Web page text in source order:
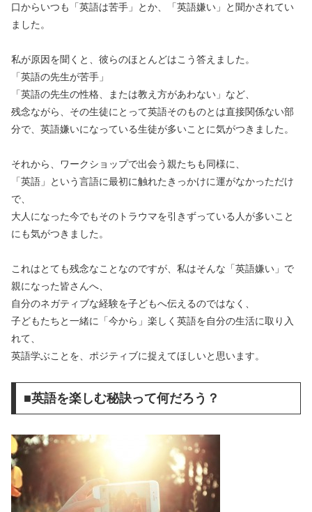
口からいつも「英語は苦手」とか、「英語嫌い」と聞かされてい
ました。
私が原因を聞くと、彼らのほとんどはこう答えました。
「英語の先生が苦手」
「英語の先生の性格、または教え方があわない」など、
残念ながら、その生徒にとって英語そのものとは直接関係ない部
分で、英語嫌いになっている生徒が多いことに気がつきました。
それから、ワークショップで出会う親たちも同様に、
「英語」という言語に最初に触れたきっかけに運がなかっただけ
で、
大人になった今でもそのトラウマを引きずっている人が多いこと
にも気がつきました。
これはとても残念なことなのですが、私はそんな「英語嫌い」で
親になった皆さんへ、
自分のネガティブな経験を子どもへ伝えるのではなく、
子どもたちと一緒に「今から」楽しく英語を自分の生活に取り入
れて、
英語学ぶことを、ポジティブに捉えてほしいと思います。
■英語を楽しむ秘訣って何だろう？